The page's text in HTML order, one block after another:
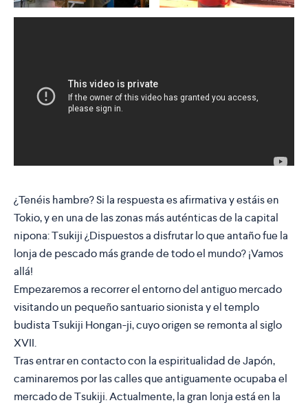
¿Tenéis hambre? Si la respuesta es afirmativa y estáis en
Tokio, y en una de las zonas más auténticas de la capital
nipona: Tsukiji ¿Dispuestos a disfrutar lo que antaño fue la
lonja de pescado más grande de todo el mundo? ¡Vamos
allá!
Empezaremos a recorrer el entorno del antiguo mercado
visitando un pequeño santuario sionista y el templo
budista Tsukiji Hongan-ji, cuyo origen se remonta al siglo
XVII.
Tras entrar en contacto con la espiritualidad de Japón,
caminaremos por las calles que antiguamente ocupaba el
mercado de Tsukiji. Actualmente, la gran lonja está en la